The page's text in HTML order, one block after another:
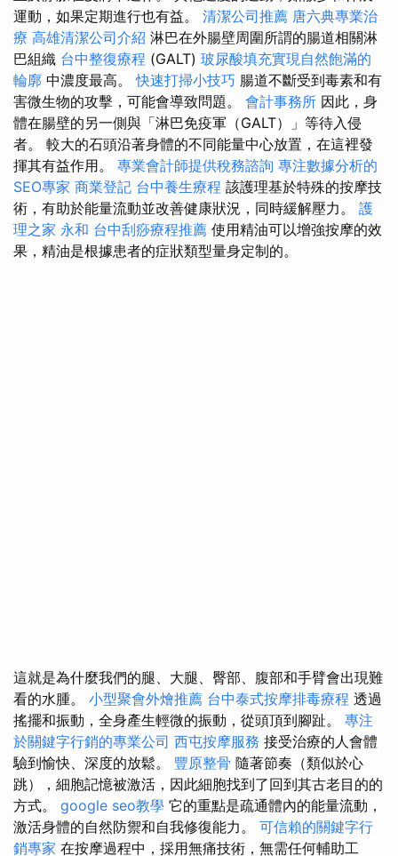
運動，如果定期進行也有益。 清潔公司推薦 唐六典專業治
療 高雄清潔公司介紹 淋巴在外腸壁周圍所謂的腸道相關淋
巴組織 台中整復療程 (GALT) 玻尿酸填充實現自然飽滿的
輪廓 中濃度最高。快速打掃小技巧 腸道不斷受到毒素和有
害微生物的攻擊，可能會導致問題。 會計事務所 因此，身
體在腸壁的另一側與「淋巴免疫軍（GALT）」等待入侵
者。 較大的石頭沿著身體的不同能量中心放置，在這裡發
揮其有益作用。 專業會計師提供稅務諮詢 專注數據分析的
SEO專家 商業登記 台中養生療程 該護理基於特殊的按摩技
術，有助於能量流動並改善健康狀況，同時緩解壓力。 護
理之家 永和 台中刮痧療程推薦 使用精油可以增強按摩的效
果，精油是根據患者的症狀類型量身定制的。
這就是為什麼我們的腿、大腿、臀部、腹部和手臂會出現難
看的水腫。 小型聚會外燴推薦 台中泰式按摩排毒療程 透過
搖擺和振動，全身產生輕微的振動，從頭頂到腳趾。 專注
於關鍵字行銷的專業公司 西屯按摩服務 接受治療的人會體
驗到愉快、深度的放鬆。 豐原整骨 隨著節奏（類似於心
跳），細胞記憶被激活，因此細胞找到了回到其古老目的的
方式。 google seo教學 它的重點是疏通體內的能量流動，
激活身體的自然防禦和自我修復能力。 可信賴的關鍵字行
銷專家 在按摩過程中，採用無痛技術，無需任何輔助工